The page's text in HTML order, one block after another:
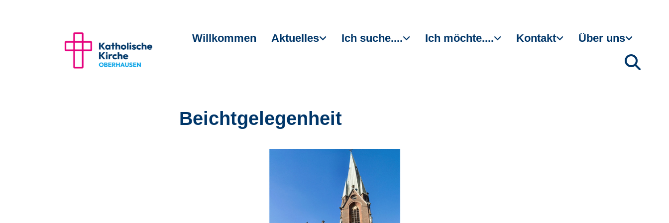
Willkommen Aktuelles Ich suche.... Ich möchte.... Kontakt Über uns
Beichtgelegenheit